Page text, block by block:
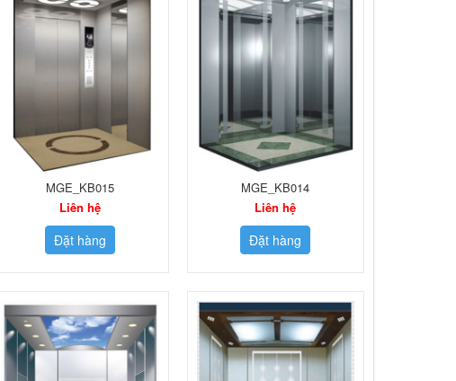
MGE_KB015
Liên hệ
Đặt hàng
MGE_KB014
Liên hệ
Đặt hàng